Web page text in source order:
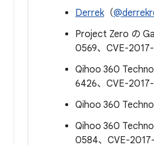
Derrek（
Project Zero の
0569、CVE-
Qihoo 360
6426、CVE-
Qihoo 360
Qihoo 360
0584、CVE-